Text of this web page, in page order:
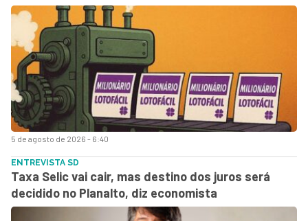
5 de agosto de 2026 - 6:40
ENTREVISTA SD
Taxa Selic vai cair, mas destino dos juros será
decidido no Planalto, diz economista